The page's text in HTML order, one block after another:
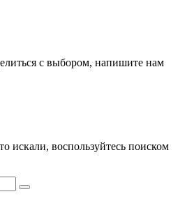
с выбором, напишите нам
искали, воспользуйтесь поиском